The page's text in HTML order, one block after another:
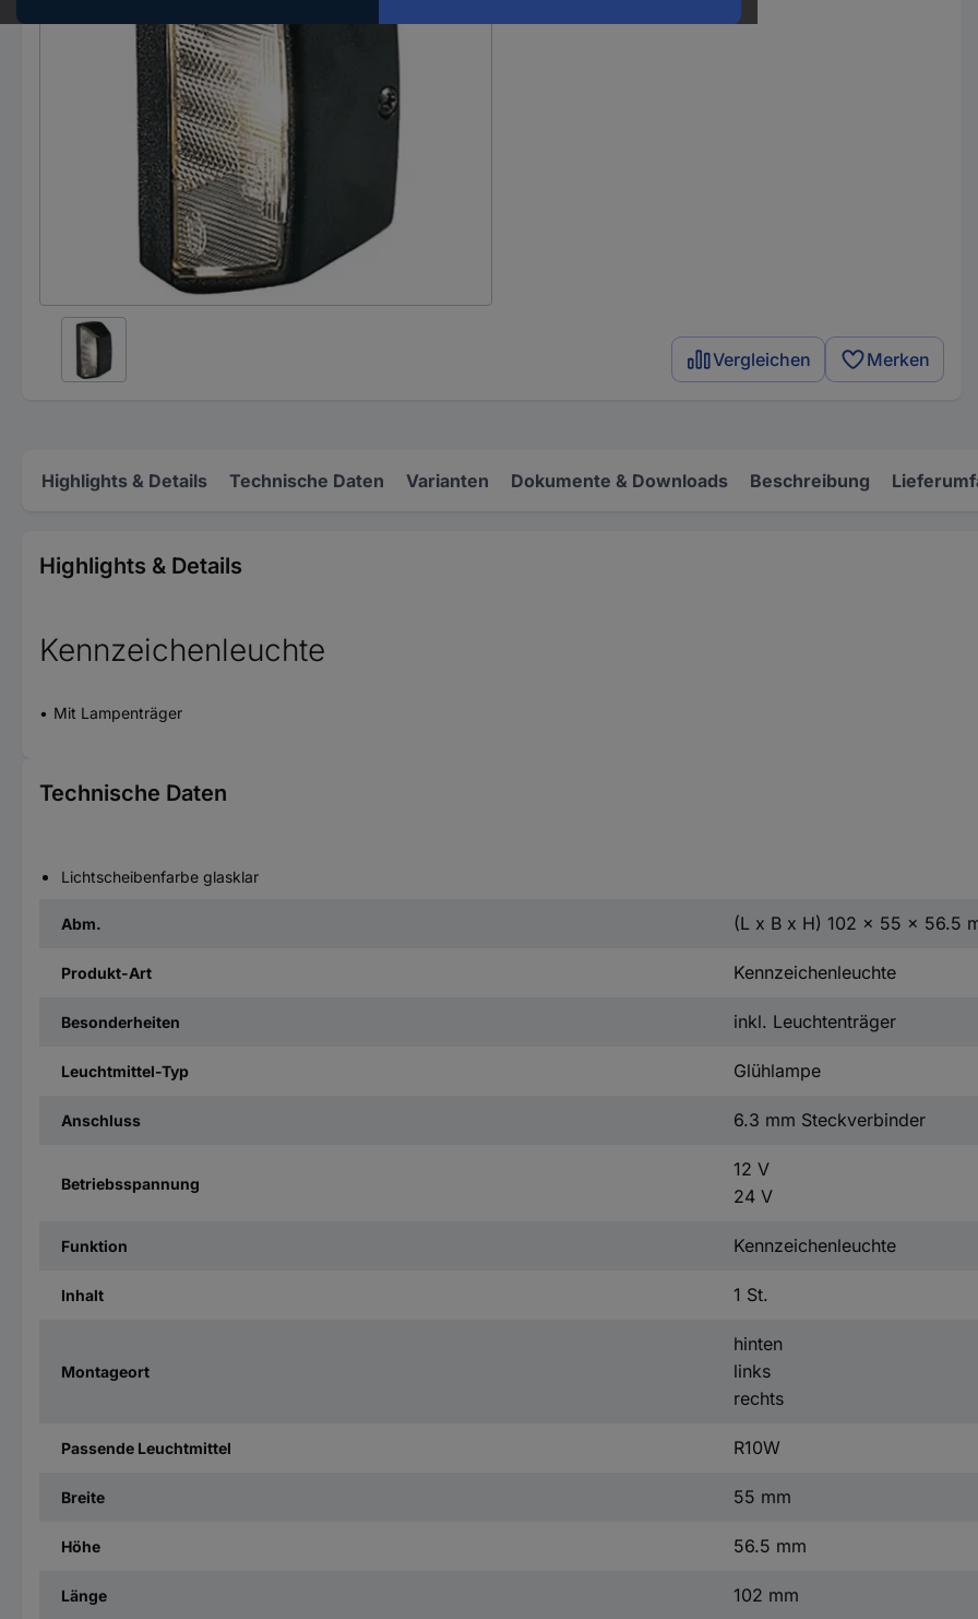
Vergleichen Merken
Highlights & Details Technische Daten Varianten Dokumente & Downloads Beschreibung
Highlights & Details
Kennzeichenleuchte
Mit Lampenträger
Technische Daten
Lichtscheibenfarbe glasklar
Abm. (L x B x H) 102 x 55 x 56.5
Produkt-Art Kennzeichenleuchte
Besonderheiten inkl. Leuchtenträger
Leuchtmittel-Typ Glühlampe
Anschluss 6.3 mm Steckverbinder
Betriebsspannung
12 V
24 V
Funktion Kennzeichenleuchte
Inhalt 1 St.
Montageort
hinten
links
rechts
Passende Leuchtmittel R10W
Breite 55 mm
Höhe 56.5 mm
Länge 102 mm